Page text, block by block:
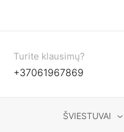
Turite klausimų?
+37061967869
ŠVIESTUVAI